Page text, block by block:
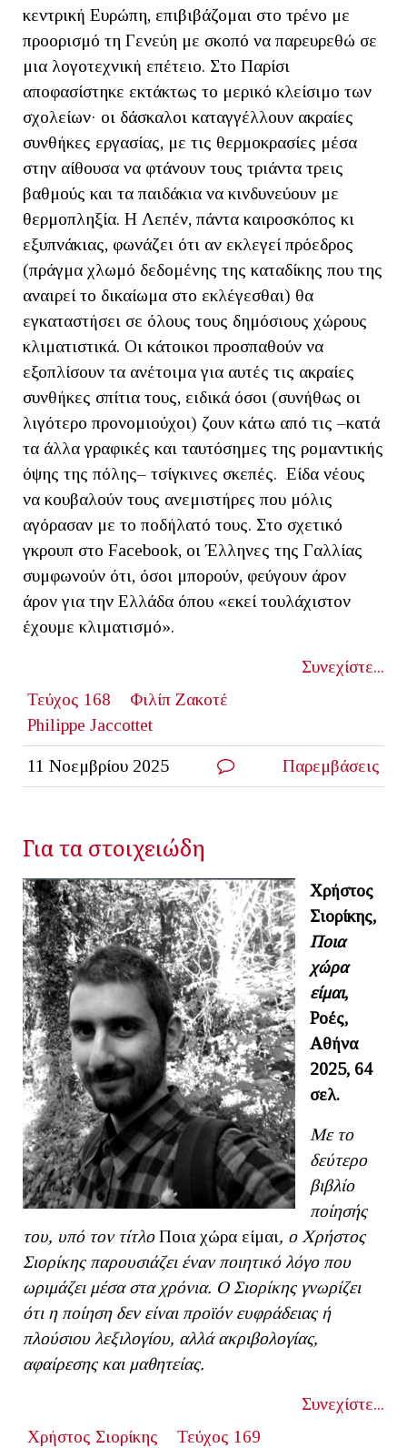
κεντρική Ευρώπη, επιβιβάζομαι στο τρένο με
προορισμό τη Γενεύη με σκοπό να παρευρεθώ σε
μια λογοτεχνική επέτειο. Στο Παρίσι
αποφασίστηκε εκτάκτως το μερικό κλείσιμο των
σχολείων· οι δάσκαλοι καταγγέλλουν ακραίες
συνθήκες εργασίας, με τις θερμοκρασίες μέσα
στην αίθουσα να φτάνουν τους τριάντα τρεις
βαθμούς και τα παιδάκια να κινδυνεύουν με
θερμοπληξία. Η Λεπέν, πάντα καιροσκόπος κι
εξυπνάκιας, φωνάζει ότι αν εκλεγεί πρόεδρος
(πράγμα χλωμό δεδομένης της καταδίκης που της
αναιρεί το δικαίωμα στο εκλέγεσθαι) θα
εγκαταστήσει σε όλους τους δημόσιους χώρους
κλιματιστικά. Οι κάτοικοι προσπαθούν να
εξοπλίσουν τα ανέτοιμα για αυτές τις ακραίες
συνθήκες σπίτια τους, ειδικά όσοι (συνήθως οι
λιγότερο προνομιούχοι) ζουν κάτω από τις –κατά
τα άλλα γραφικές και ταυτόσημες της ρομαντικής
όψης της πόλης– τσίγκινες σκεπές. Είδα νέους
να κουβαλούν τους ανεμιστήρες που μόλις
αγόρασαν με το ποδήλατό τους. Στο σχετικό
γκρουπ στο Facebook, οι Έλληνες της Γαλλίας
συμφωνούν ότι, όσοι μπορούν, φεύγουν άρον
άρον για την Ελλάδα όπου «εκεί τουλάχιστον
έχουμε κλιματισμό».
Συνεχίστε...
Τεύχος 168
Φιλίπ Ζακοτέ
Philippe Jaccottet
11 Νοεμβρίου 2025 Παρεμβάσεις
Για τα στοιχειώδη
Χρήστος
Σιορίκης,
Ποια
χώρα
είμαι,
Ροές,
Αθήνα
2025, 64
σελ.
Με το
δεύτερο
βιβλίο
ποίησής
του, υπό τον τίτλοΠοια χώρα είμαι, ο Χρήστος
Σιορίκης παρουσιάζει έναν ποιητικό λόγο που
ωριμάζει μέσα στα χρόνια. Ο Σιορίκης γνωρίζει
ότι η ποίηση δεν είναι προϊόν ευφράδειας ή
πλούσιου λεξιλογίου, αλλά ακριβολογίας,
αφαίρεσης και μαθητείας.
Συνεχίστε...
Χρήστος Σιορίκης
Τεύχος 169